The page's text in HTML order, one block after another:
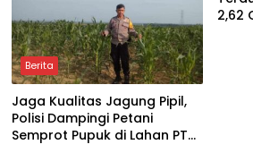
Berita
Jaga Kualitas Jagung Pipil,
Polisi Dampingi Petani
Semprot Pupuk di Lahan PT
2,62
Berita